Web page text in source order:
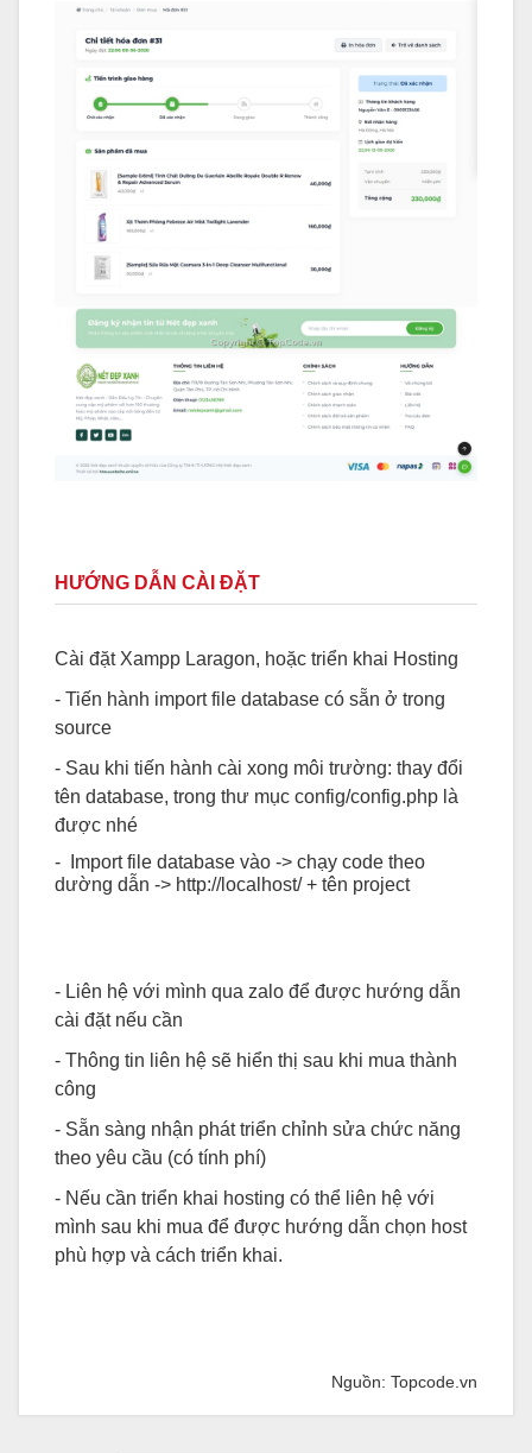
HƯỚNG DẪN CÀI ĐẶT
Cài đặt Xampp Laragon, hoặc triển khai Hosting
- Tiến hành import file database có sẵn ở trong
source
- Sau khi tiến hành cài xong môi trường: thay đổi
tên database, trong thư mục config/config.php là
được nhé
- Import file database vào -> chạy code theo
dường dẫn -> http://localhost/ + tên project
- Liên hệ với mình qua zalo để được hướng dẫn
cài đặt nếu cần
- Thông tin liên hệ sẽ hiển thị sau khi mua thành
công
- Sẵn sàng nhận phát triển chỉnh sửa chức năng
theo yêu cầu (có tính phí)
- Nếu cần triển khai hosting có thể liên hệ với
mình sau khi mua để được hướng dẫn chọn host
phù hợp và cách triển khai.
Nguồn: Topcode.vn